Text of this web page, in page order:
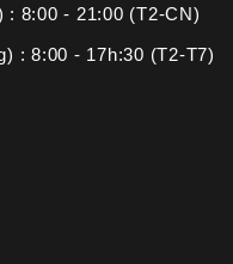
8:00 - 21:00 (T2-CN)
: 8:00 - 17h:30 (T2-T7)